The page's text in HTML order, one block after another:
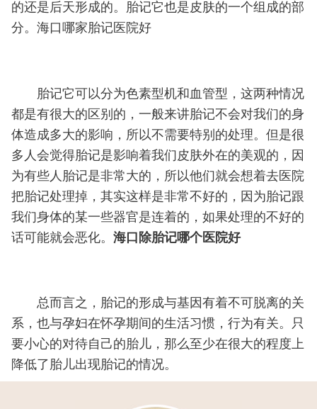
的还是后天形成的。胎记它也是皮肤的一个组成的部
分。海口哪家胎记医院好
胎记它可以分为色素型机和血管型，这两种情况
都是有很大的区别的，一般来讲胎记不会对我们的身
体造成多大的影响，所以不需要特别的处理。但是很
多人会觉得胎记是影响着我们皮肤外在的美观的，因
为有些人胎记是非常大的，所以他们就会想着去医院
把胎记处理掉，其实这样是非常不好的，因为胎记跟
我们身体的某一些器官是连着的，如果处理的不好的
话可能就会恶化。 海口除胎记哪个医院好
总而言之，胎记的形成与基因有着不可脱离的关
系，也与孕妇在怀孕期间的生活习惯，行为有关。只
要小心的对待自己的胎儿，那么至少在很大的程度上
降低了胎儿出现胎记的情况。